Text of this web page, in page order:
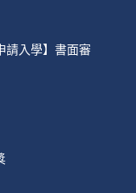
請入學】書面審